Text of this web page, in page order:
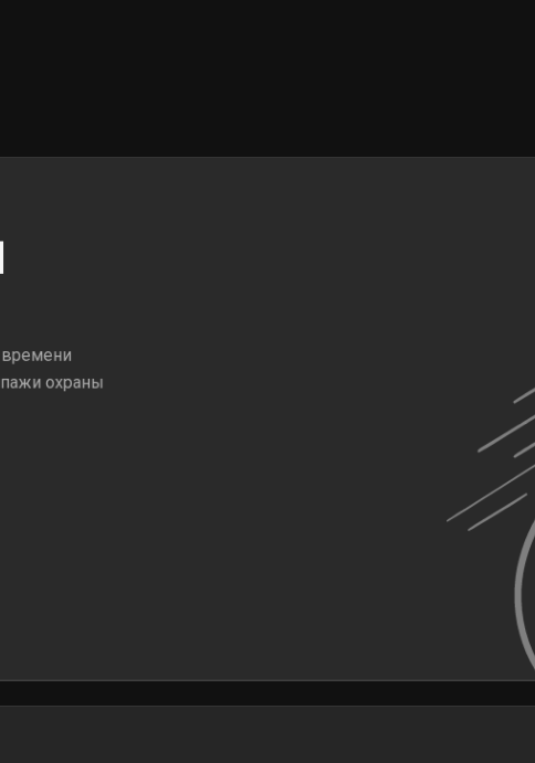
времени
охраны